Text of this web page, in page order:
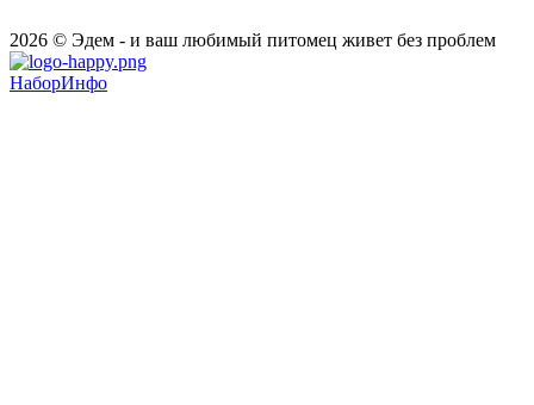
2026 © Эдем - и ваш любимый питомец живет без проблем
НаборИнфо